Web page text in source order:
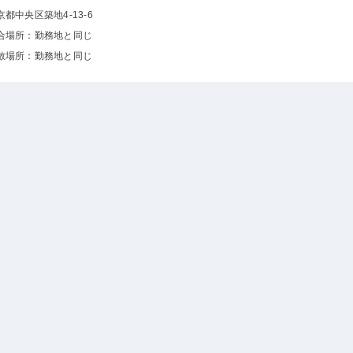
都中央区築地4-13-6
場所：勤務地と同じ
場所：勤務地と同じ